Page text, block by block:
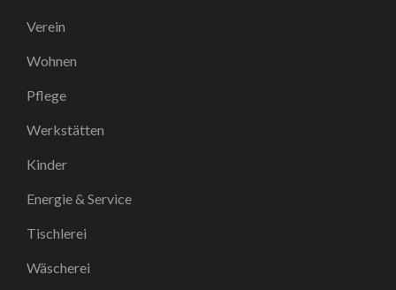
Verein
Wohnen
Pflege
Werkstätten
Kinder
Energie & Service
Tischlerei
Wäscherei